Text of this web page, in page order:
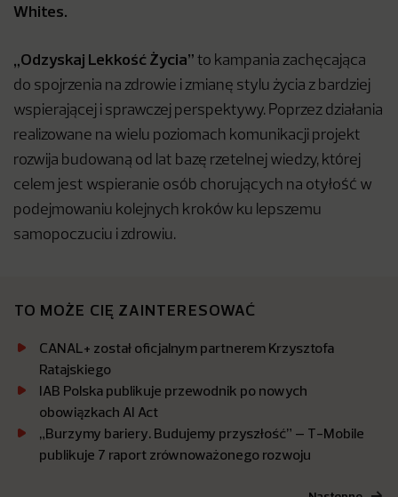
Whites.
„Odzyskaj Lekkość Życia” to kampania zachęcająca
do spojrzenia na zdrowie i zmianę stylu życia z bardziej
wspierającej i sprawczej perspektywy. Poprzez działania
realizowane na wielu poziomach komunikacji projekt
rozwija budowaną od lat bazę rzetelnej wiedzy, której
celem jest wspieranie osób chorujących na otyłość w
podejmowaniu kolejnych kroków ku lepszemu
samopoczuciu i zdrowiu.
TO MOŻE CIĘ ZAINTERESOWAĆ
CANAL+ został oficjalnym partnerem Krzysztofa
Ratajskiego
IAB Polska publikuje przewodnik po nowych
obowiązkach AI Act
„Burzymy bariery. Budujemy przyszłość” – T-Mobile
publikuje 7 raport zrównoważonego rozwoju